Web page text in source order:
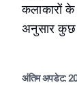
कलाकारों के
अनुसार कुछ
अंतिम अपडेट: